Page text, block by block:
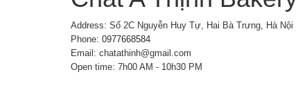
Address: Số 2C Nguyễn Huy Tự, Hai Bà Trưng, Hà Nội
Phone: 0977668584
Email: chatathinh@gmail.com
Open time: 7h00 AM - 10h30 PM